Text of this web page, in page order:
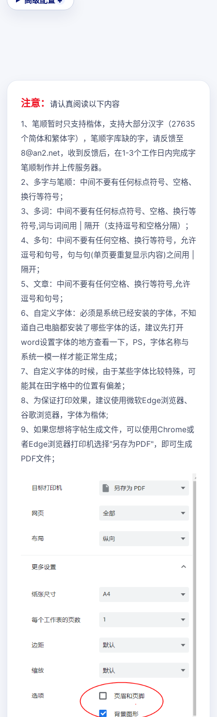
注意： 请认真阅读以下内容
1、笔顺暂时只支持楷体，支持大部分汉字（27635
个简体和繁体字），笔顺字库缺的字，请反馈至
8@an2.net，收到反馈后，在1-3个工作日内完成字
笔顺制作并上传服务器。
2、多字与笔顺：中间不要有任何标点符号、空格、
换行等符号；
3、多词：中间不要有任何标点符号、空格、换行等
符号,词与词间用 | 隔开（支持逗号和空格分隔）；
4、多句：中间不要有任何空格、换行等符号，允许
逗号和句号，句与句(单页要重复显示内容)之间用 |
隔开；
5、文章：中间不要有任何空格、换行等符号,允许
逗号和句号；
6、自定义字体：必须是系统已经安装的字体，不知
道自己电脑都安装了哪些字体的话，建议先打开
word设置字体的地方查看一下，PS，字体名称与
系统一模一样才能正常生成；
7、自定义字体的时候，由于某些字体比较特殊，可
能其在田字格中的位置有偏差；
8、为保证打印效果，建议使用微软Edge浏览器、
谷歌浏览器，字体为楷体;
9、如果您想将字帖生成文件，可以使用Chrome或
者Edge浏览器打印机选择"另存为PDF"，即可生成
PDF文件；